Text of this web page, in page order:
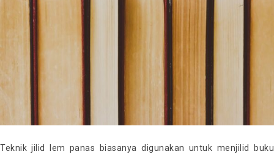
Teknik jilid lem panas biasanya digunakan untuk menjilid buku